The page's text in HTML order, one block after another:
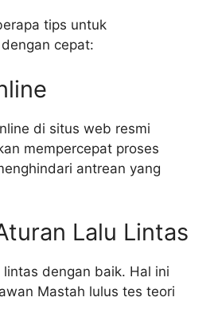
tips untuk
cepat:
di situs web resmi
mempercepat proses
antrean yang
Lalu Lintas
dengan baik. Hal ini
Mastah lulus tes teori